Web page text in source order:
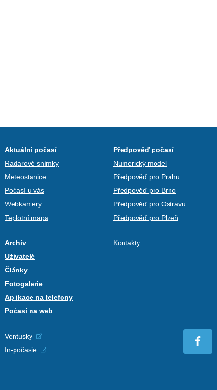
Aktuální počasí
Radarové snímky
Meteostanice
Počasí u vás
Webkamery
Teplotní mapa
Předpověď počasí
Numerický model
Předpověď pro Prahu
Předpověď pro Brno
Předpověď pro Ostravu
Předpověď pro Plzeň
Archiv
Uživatelé
Články
Fotogalerie
Aplikace na telefony
Počasí na web
Kontakty
Ventusky
In-počasie